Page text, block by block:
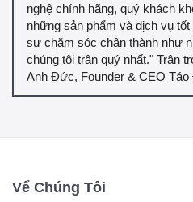
nghệ chính hãng, quý khách
những sản phẩm và dịch vụ
sự chăm sóc chân thành như
chúng tôi trân quý nhất." Trân
Anh Đức, Founder & CEO Táo
Vể Chúng Tôi